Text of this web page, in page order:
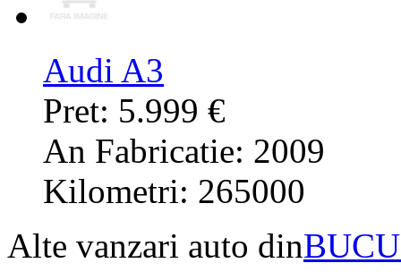
Audi A3
Pret: 5.999 €
An Fabricatie: 2009
Kilometri: 265000
Alte vanzari auto din